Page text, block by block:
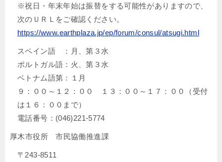
※祝日・年末年始は振替をする可能性がありますので、
次のＵＲＬをご確認ください。
https://www.earthplaza.jp/ep/forum/consul/atsugi.html
スペイン語 ：月、第３水
ポルトガル語：火、第３水
ベトナム語第：１月
９：００～１２：００ １３：００～１７：００（受付
は１６：００まで）
電話番号：(046)221-5774
厚木市役所 市民協働推進課
〒243-8511